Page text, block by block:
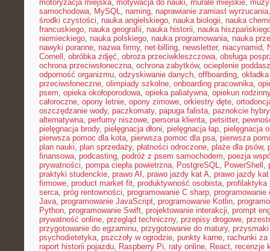
motoryzacja miejska, motywacja do nauki, murale miejskie,
samochodowa, MySQL, naming, naprawianie zamiast wyrzucania
środki czystości, nauka angielskiego, nauka biologii, nauka
francuskiego, nauka geografii, nauka historii, nauka
niemieckiego, nauka polskiego, nauka programowania, nauka
nawyki poranne, nazwa firmy, net-billing, newsletter, niacynamid,
Cornell , obróbka zdjęć, obroża przeciwkleszczowa, obsługa
ochrona przeciwsłoneczna, ochrona zabytków, ocieplenie
odporność organizmu, odzyskiwanie danych, offboarding,
przeciwsłoneczne, olimpiady szkolne, onboarding pracownika,
psem, opieka okołoporodowa, opieka paliatywna, opiekun rodzinny
całoroczne, opony letnie, opony zimowe, orkiestry dęte,
oszczędzanie wody, paczkomaty, papuga falista, paznokcie
alternatywna, perfumy niszowe, persona klienta, petsitter,
pielęgnacja brody, pielęgnacja dłoni, pielęgnacja łap, pielęgnacja
pierwsza pomoc dla kota, pierwsza pomoc dla psa, pierwsza
plan nauki, plan sprzedaży, płatności odroczone, plaże dla psów,
finansowa, podcasting, podróż z psem samochodem, poezja
prywatności, pompa ciepła powietrzna, PostgreSQL, PowerShell ,
praktyki studenckie, prawo AI , prawo jazdy kat A, prawo jazdy
firmowe, product market fit, produktywność osobista, profilaktyka
serca, próg rentowności, programowanie C sharp, programowanie
Java, programowanie JavaScript, programowanie Kotlin,
Python, programowanie Swift, projektowanie interakcji, prompt
prywatność online, przegląd techniczny, przepisy drogowe,
przygotowanie do egzaminu, przygotowanie do matury,
psychodietetyka, pszczoły w ogrodzie, punkty karne, rachunki za
raport historii pojazdu, Raspberry Pi, raty online, React, recenzje